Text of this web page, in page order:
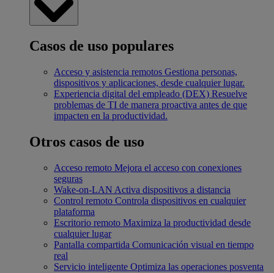
Casos de uso populares
Acceso y asistencia remotos Gestiona personas,
dispositivos y aplicaciones, desde cualquier lugar.
Experiencia digital del empleado (DEX) Resuelve
problemas de TI de manera proactiva antes de que
impacten en la productividad.
Otros casos de uso
Acceso remoto Mejora el acceso con conexiones
seguras
Wake-on-LAN Activa dispositivos a distancia
Control remoto Controla dispositivos en cualquier
plataforma
Escritorio remoto Maximiza la productividad desde
cualquier lugar
Pantalla compartida Comunicación visual en tiempo
real
Servicio inteligente Optimiza las operaciones posventa